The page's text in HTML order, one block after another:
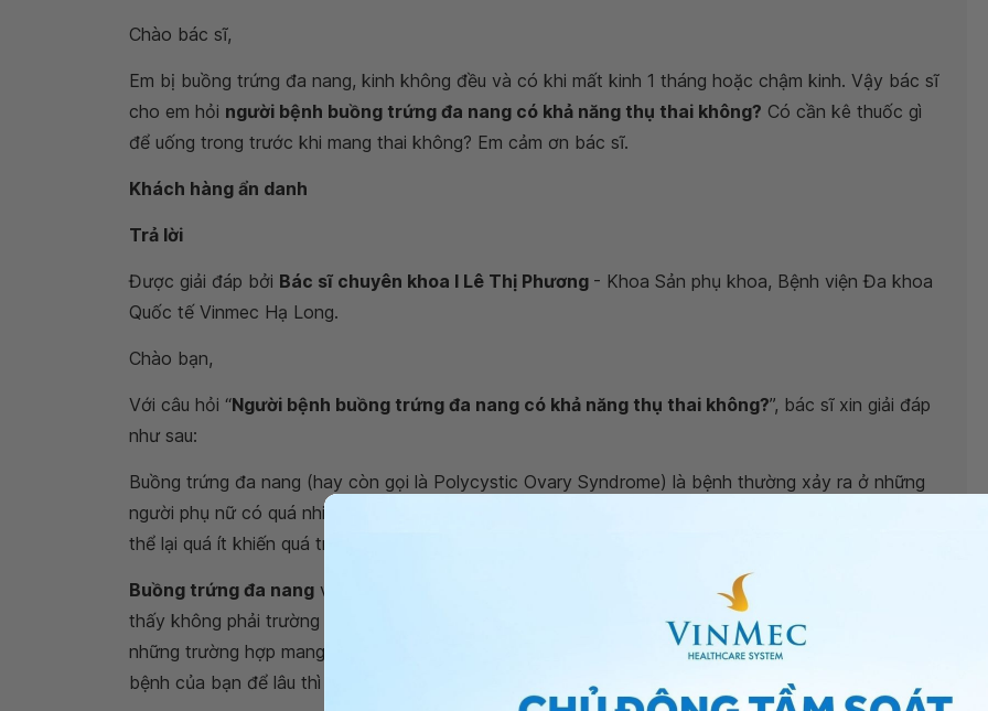
Chào bác sĩ,
Em bị buồng trứng đa nang, kinh không đều và có khi mất kinh 1 tháng hoặc chậm kinh. Vậy bác sĩ
cho em hỏi người bệnh buồng trứng đa nang có khả năng thụ thai không? Có cần kê thuốc gì
để uống trong trước khi mang thai không? Em cảm ơn bác sĩ.
Khách hàng ẩn danh
Trả lời
Được giải đáp bởi Bác sĩ chuyên khoa I Lê Thị Phương - Khoa Sản phụ khoa, Bệnh viện Đa khoa
Quốc tế Vinmec Hạ Long.
Chào bạn,
Với câu hỏi “Người bệnh buồng trứng đa nang có khả năng thụ thai không?”, bác sĩ xin giải đáp
như sau:
Buồng trứng đa nang (hay còn gọi là Polycystic Ovary Syndrome) là bệnh thường xảy ra ở những
người phụ nữ có quá nhiều hormone sinh dục nam trong khi đó lượng hormone sinh dục nữ trong cơ
thể lại quá ít khiến quá trình rụng trứng diễn ra bất thường.
Buồng trứng đa nang vẫn có khả năng mang thai một cách tự nhiên. nhiều nghiên cứu đã cho
thấy không phải trường hợp nào mắc buồng trứng đa nang cũng không thể mang thai, vẫn có
những trường hợp mang thai được nếu được khám và điều trị kịp thời. Tuy nhiên, nếu tình trạng
bệnh của bạn để lâu thì nguy cơ hiếm muộn, vô sinh